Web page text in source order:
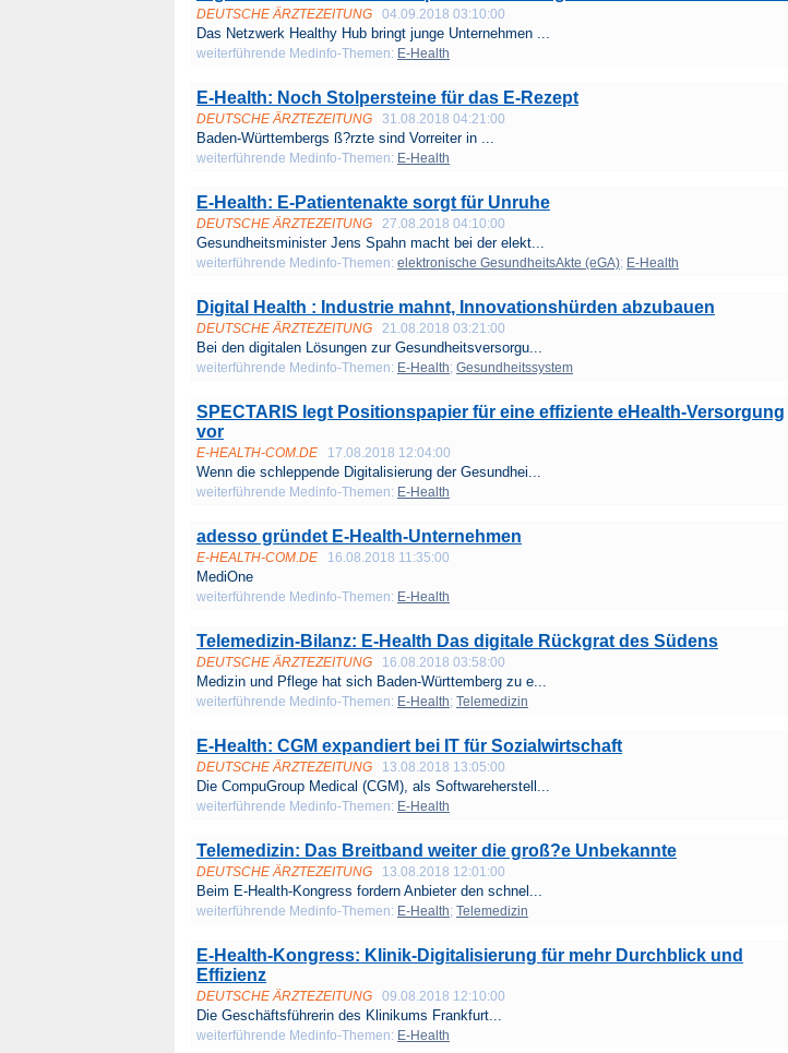
DEUTSCHE ÄRZTEZEITUNG 04.09.2018 03:10:00
Das Netzwerk Healthy Hub bringt junge Unternehmen ...
weiterführende Medinfo-Themen: E-Health
E-Health: Noch Stolpersteine für das E-Rezept
DEUTSCHE ÄRZTEZEITUNG 31.08.2018 04:21:00
Baden-Württembergs ß?rzte sind Vorreiter in ...
weiterführende Medinfo-Themen: E-Health
E-Health: E-Patientenakte sorgt für Unruhe
DEUTSCHE ÄRZTEZEITUNG 27.08.2018 04:10:00
Gesundheitsminister Jens Spahn macht bei der elekt...
weiterführende Medinfo-Themen: elektronische GesundheitsAkte (eGA); E-Health
Digital Health : Industrie mahnt, Innovationshürden abzubauen
DEUTSCHE ÄRZTEZEITUNG 21.08.2018 03:21:00
Bei den digitalen Lösungen zur Gesundheitsversorgu...
weiterführende Medinfo-Themen: E-Health; Gesundheitssystem
SPECTARIS legt Positionspapier für eine effiziente eHealth-Versorgung
vor
E-HEALTH-COM.DE 17.08.2018 12:04:00
Wenn die schleppende Digitalisierung der Gesundhei...
weiterführende Medinfo-Themen: E-Health
adesso gründet E-Health-Unternehmen
E-HEALTH-COM.DE 16.08.2018 11:35:00
MediOne
weiterführende Medinfo-Themen: E-Health
Telemedizin-Bilanz: E-Health Das digitale Rückgrat des Südens
DEUTSCHE ÄRZTEZEITUNG 16.08.2018 03:58:00
Medizin und Pflege hat sich Baden-Württemberg zu e...
weiterführende Medinfo-Themen: E-Health; Telemedizin
E-Health: CGM expandiert bei IT für Sozialwirtschaft
DEUTSCHE ÄRZTEZEITUNG 13.08.2018 13:05:00
Die CompuGroup Medical (CGM), als Softwareherstell...
weiterführende Medinfo-Themen: E-Health
Telemedizin: Das Breitband weiter die groß?e Unbekannte
DEUTSCHE ÄRZTEZEITUNG 13.08.2018 12:01:00
Beim E-Health-Kongress fordern Anbieter den schnel...
weiterführende Medinfo-Themen: E-Health; Telemedizin
E-Health-Kongress: Klinik-Digitalisierung für mehr Durchblick und
Effizienz
DEUTSCHE ÄRZTEZEITUNG 09.08.2018 12:10:00
Die Geschäftsführerin des Klinikums Frankfurt...
weiterführende Medinfo-Themen: E-Health